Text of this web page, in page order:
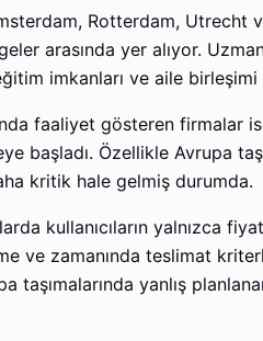
Rotterdam, Utrecht
arasında yer alıyor.
imkanları ve aile
faaliyet gösteren
başladı. Özellikle Avrupa
kritik hale gelmiş durumda.
kullanıcıların yalnızca
ve zamanında teslimat
taşımalarında yanlış